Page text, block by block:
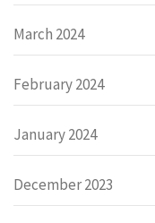
March 2024
February 2024
January 2024
December 2023